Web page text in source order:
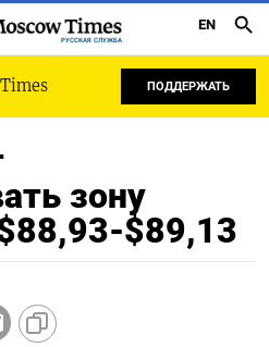
РУССКАЯ СЛУЖБА
EN
ПОДДЕРЖАТЬ
зону
$89,13